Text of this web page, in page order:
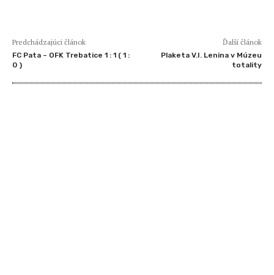
Predchádzajúci článok
FC Pata – OFK Trebatice 1 : 1 ( 1 :
0 )
Ďalší článok
Plaketa V.I. Lenina v Múzeu
totality